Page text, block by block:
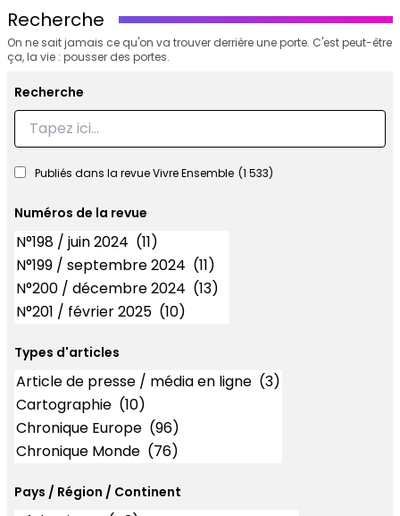
Recherche
On ne sait jamais ce qu'on va trouver derrière une porte. C'est peut-être
ça, la vie : pousser des portes.
Recherche
Recherche
Publiés dans la revue Vivre Ensemble (1 533)
Numéros de la revue
Numéros
Types d'articles
Types d'articles
Pays / Région / Continent